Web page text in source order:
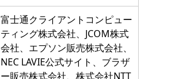
富士通クライアントコンピュー
ティング株式会社、JCOM株式
会社、エプソン販売株式会社、
NEC LAVIE公式サイト、ブラザ
ー販売株式会社、株式会社NTT